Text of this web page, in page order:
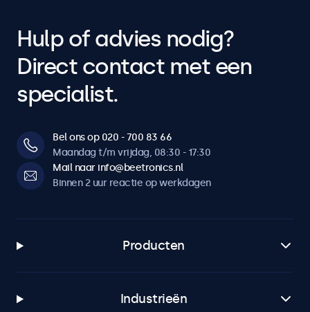
Hulp of advies nodig?
Direct contact met een
specialist.
Bel ons op 020 - 700 83 66
Maandag t/m vrijdag, 08:30 - 17:30
Mail naar info@beetronics.nl
Binnen 2 uur reactie op werkdagen
Producten
Industrieën